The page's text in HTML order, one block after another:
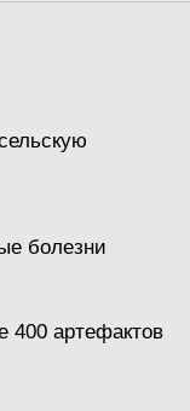
болезни
400 артефактов